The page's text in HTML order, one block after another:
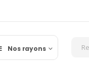
Nos rayons